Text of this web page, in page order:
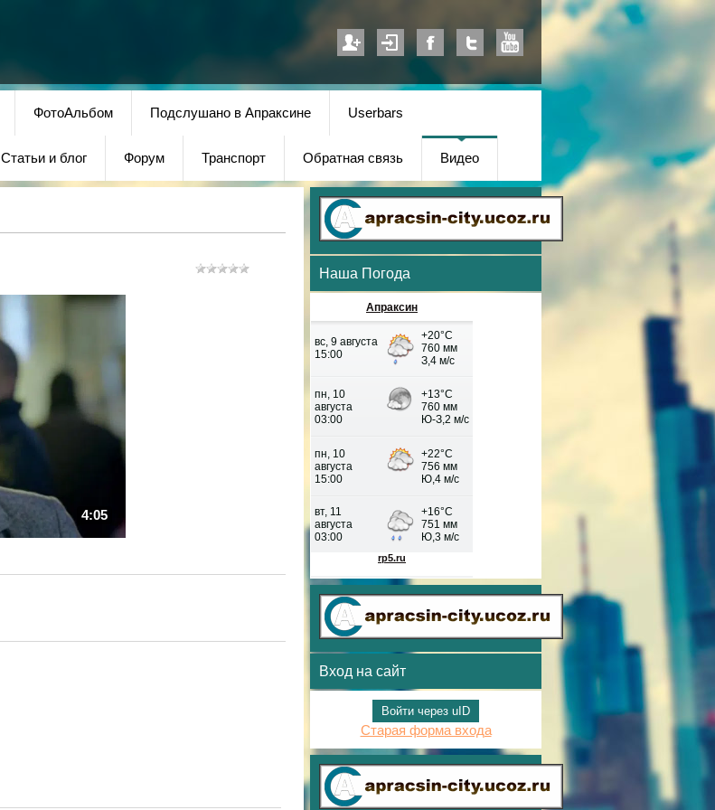
ФотоАльбом Подслушано в Апраксине Userbars
Статьи и блог Форум Транспорт Обратная связь Видео
4:05
Наша Погода
Апраксин
Вход на сайт
Войти через uID
Старая форма входа